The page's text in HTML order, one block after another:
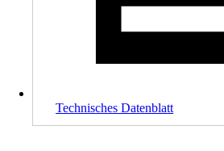
Technisches Datenblatt